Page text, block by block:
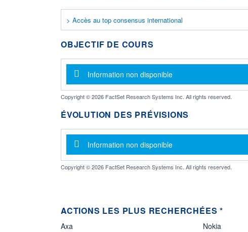
> Accès au top consensus international
OBJECTIF DE COURS
Message d'information
Information non disponible
Copyright © 2026 FactSet Research Systems Inc. All rights reserved.
ÉVOLUTION DES PRÉVISIONS
Message d'information
Information non disponible
Copyright © 2026 FactSet Research Systems Inc. All rights reserved.
ACTIONS LES PLUS RECHERCHÉES *
Axa
Nokia